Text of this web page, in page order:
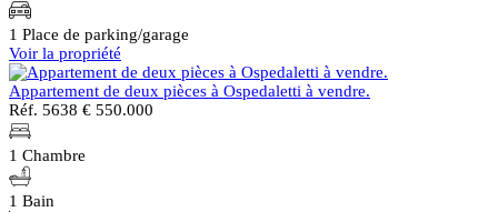
1 Place de parking/garage
Voir la propriété
Appartement de deux pièces à Ospedaletti à vendre.
Réf. 5638 € 550.000
1 Chambre
1 Bain